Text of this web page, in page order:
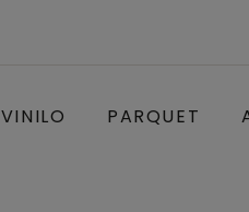
VINILO PARQUET